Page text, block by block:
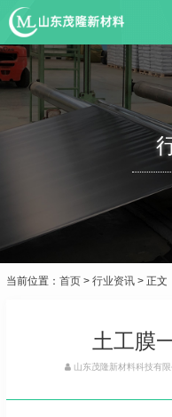
当前位置： 首页 > 行业资讯 > 正文
土工膜
山东茂隆新材料科技有限